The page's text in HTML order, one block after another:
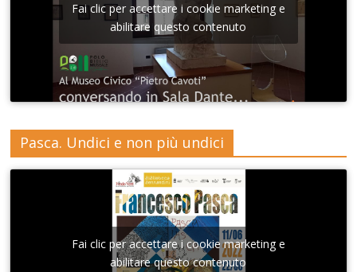
Fai clic per accettare i cookie marketing e
abilitare questo contenuto
Pasca. Undici e non più undici
Fai clic per accettare i cookie marketing e
abilitare questo contenuto